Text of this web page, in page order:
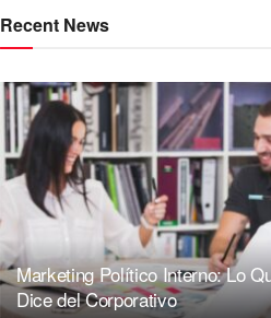
Recent News
Marketing Político Interno: Lo
Dice del Corporativo